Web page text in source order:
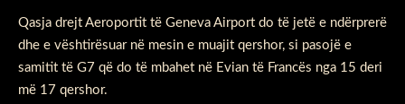
Qasja drejt Aeroportit të Geneva Airport do të jetë e ndërprerë
dhe e vështirësuar në mesin e muajit qershor, si pasojë e
samitit të G7 që do të mbahet në Evian të Francës nga 15 deri
më 17 qershor.